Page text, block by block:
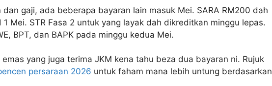
dan gaji, ada beberapa bayaran lain masuk Mei. SARA RM200 dah
1 Mei. STR Fasa 2 untuk yang layak dah dikreditkan minggu lepas.
BPT, dan BAPK pada minggu kedua Mei.
emas yang juga terima JKM kena tahu beza dua bayaran ni. Rujuk
persaraan 2026 untuk faham mana lebih untung berdasarkan